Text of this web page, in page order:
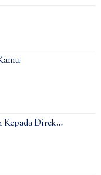
Kepada Direk…